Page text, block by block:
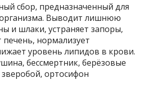
сбор, предназначенный для
Выводит лишнюю
и шлаки, устраняет запоры,
печень, нормализует
уровень липидов в крови.
бессмертник, берёзовые
ортосифон